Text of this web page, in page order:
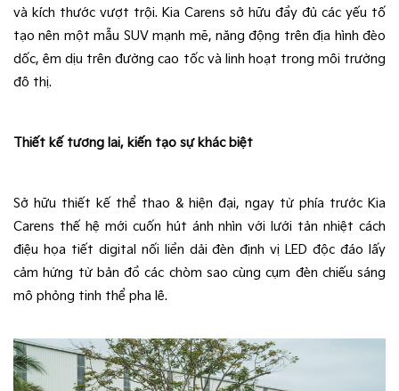
và kích thước vượt trội. Kia Carens sở hữu đầy đủ các yếu tố
tạo nên một mẫu SUV mạnh mẽ, năng động trên địa hình đèo
dốc, êm dịu trên đường cao tốc và linh hoạt trong môi trường
đô thị.
Thiết kế tương lai, kiến tạo sự khác biệt
Sở hữu thiết kế thể thao & hiện đại, ngay từ phía trước Kia
Carens thế hệ mới cuốn hút ánh nhìn với lưới tản nhiệt cách
điệu họa tiết digital nối liền dải đèn định vị LED độc đáo lấy
cảm hứng từ bản đồ các chòm sao cùng cụm đèn chiếu sáng
mô phỏng tinh thể pha lê.